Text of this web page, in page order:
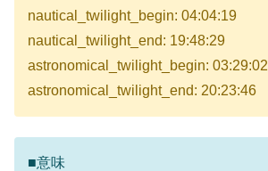
nautical_twilight_begin: 04:04:19
nautical_twilight_end: 19:48:29
astronomical_twilight_begin: 03:29:02
astronomical_twilight_end: 20:23:46
■意味